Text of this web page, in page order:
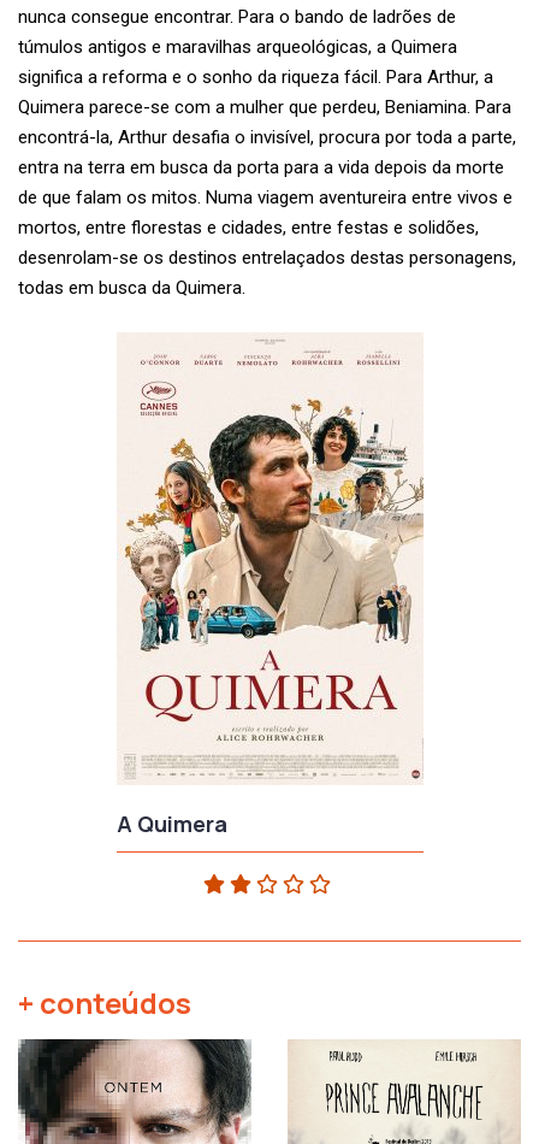
A Quimera
nunca consegue encontrar. Para o bando de ladrões de
túmulos antigos e maravilhas arqueológicas, a Quimera
significa a reforma e o sonho da riqueza fácil. Para Arthur, a
Quimera parece-se com a mulher que perdeu, Beniamina. Para
encontrá-la, Arthur desafia o invisível, procura por toda a parte,
entra na terra em busca da porta para a vida depois da morte
de que falam os mitos. Numa viagem aventureira entre vivos e
mortos, entre florestas e cidades, entre festas e solidões,
desenrolam-se os destinos entrelaçados destas personagens,
todas em busca da Quimera.
+ conteúdos